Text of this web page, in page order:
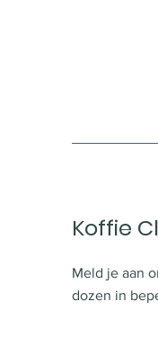
Koffie
Meld je aan
dozen in